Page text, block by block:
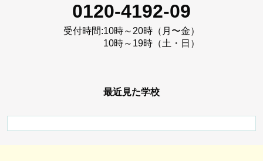
0120-4192-09
受付時間:10時～20時（月〜金）
10時～19時（土・日）
最近見た学校